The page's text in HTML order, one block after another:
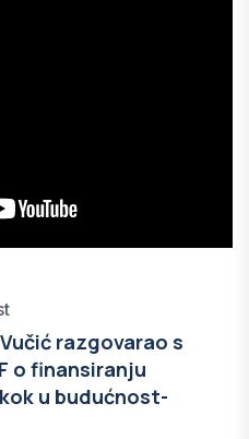
razgovarao s
o finansiranju
u budućnost-